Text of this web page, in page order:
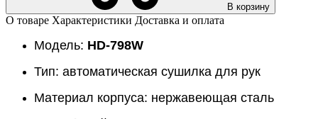
В корзину
О товаре Характеристики Доставка и оплата
Модель: HD-798W
Тип: автоматическая сушилка для рук
Материал корпуса: нержавеющая сталь